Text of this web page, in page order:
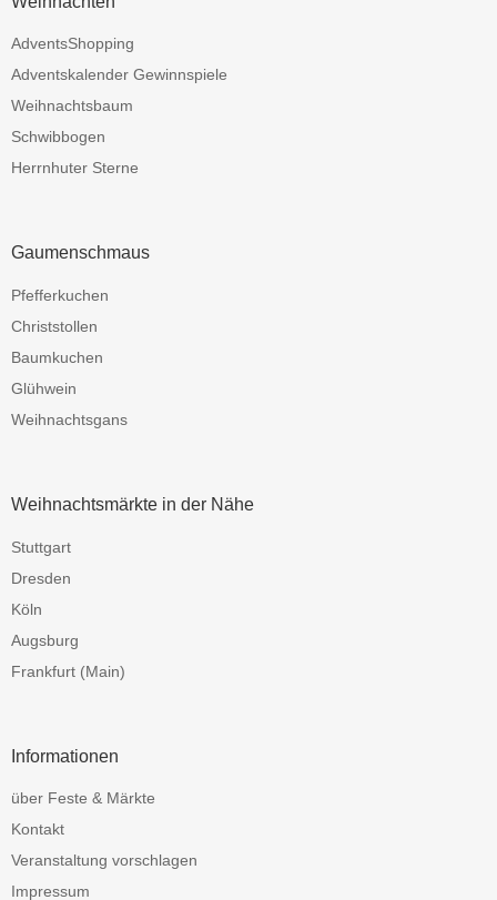
AdventsShopping
Adventskalender Gewinnspiele
Weihnachtsbaum
Schwibbogen
Herrnhuter Sterne
Gaumenschmaus
Pfefferkuchen
Christstollen
Baumkuchen
Glühwein
Weihnachtsgans
Weihnachtsmärkte in der Nähe
Stuttgart
Dresden
Köln
Augsburg
Frankfurt (Main)
Informationen
über Feste & Märkte
Kontakt
Veranstaltung vorschlagen
Impressum